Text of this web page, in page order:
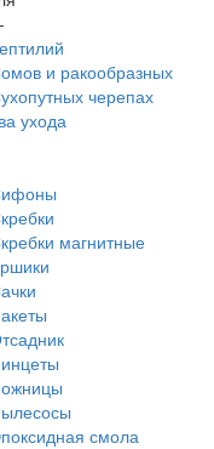
и ракообразных
черепах
ухода
магнитные
смола